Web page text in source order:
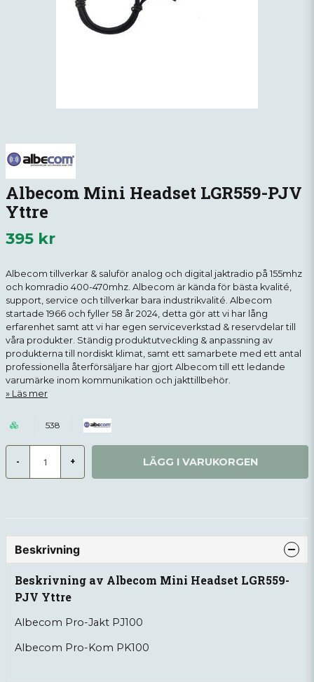
Albecom Mini Headset LGR559-PJV
Yttre
395 kr
Albecom tillverkar & saluför analog och digital jaktradio på 155mhz
och komradio 400-470mhz. Albecom är kända för bästa kvalité,
support, service och tillverkar bara industrikvalité. Albecom
startade 1966 och fyller 58 år 2024, detta gör att vi har lång
erfarenhet samt att vi har egen serviceverkstad & reservdelar till
våra produkter. Ständig produktutveckling & anpassning av
produkterna till nordiskt klimat, samt ett samarbete med ett antal
professionella återförsäljare har gjort Albecom till ett ledande
varumärke inom kommunikation och jakttillbehör.
Läs mer
538
- + LÄGG I VARUKORGEN
Beskrivning
Beskrivning av Albecom Mini Headset LGR559-
PJV Yttre
Albecom Pro-Jakt PJ100
Albecom Pro-Kom PK100